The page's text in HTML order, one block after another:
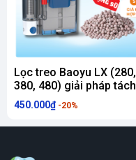
Lọc treo Baoyu LX (280,
380, 480) giải pháp tách
phân và lọc đa tầng toàn
diện
450.000₫ -20%